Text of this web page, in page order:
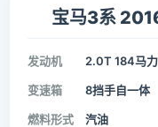
宝马3系
发动机 2.0T 184马
变速箱 8挡手自一体
燃料形式 汽油